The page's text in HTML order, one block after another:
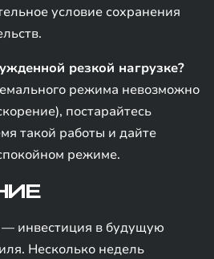
условие сохранения
резкой нагрузке?
режима невозможно
постарайтесь
такой работы и дайте
режиме.
— инвестиция в будущую
Несколько недель